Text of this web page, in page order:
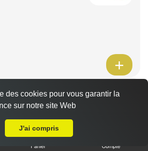
Panier Compte
des cookies pour vous garantir la
sur notre site Web
J'ai compris